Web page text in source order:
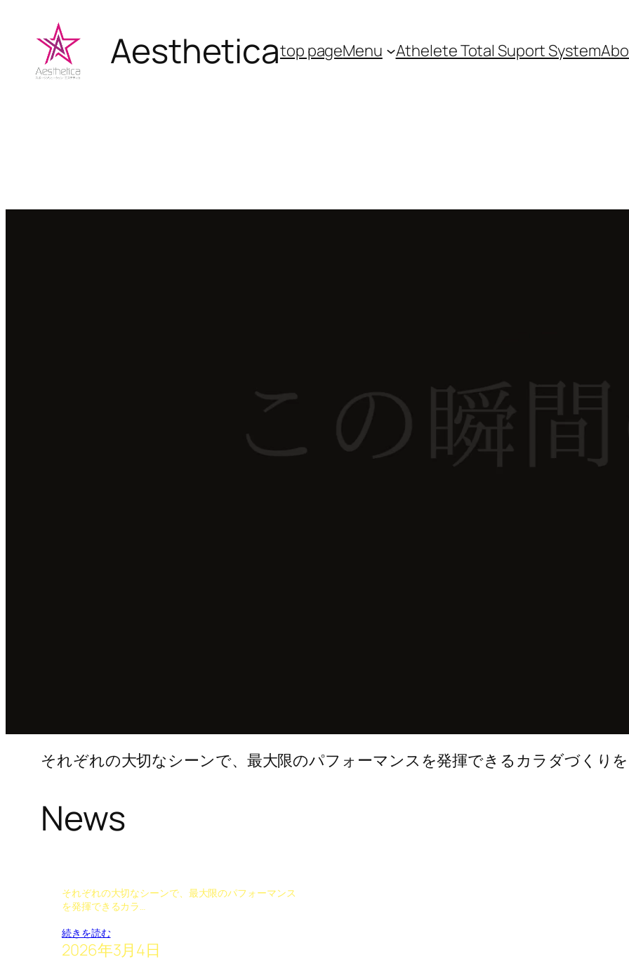
Aestheticatop pageMenu Athelete Total Suport System
それぞれの大切なシーンで、最大限のパフォーマンスを発揮できるカラダづくり
News
それぞれの大切なシーンで、最大限のパフォーマンス
を発揮できるカラ…
続きを読む
2026年3月4日